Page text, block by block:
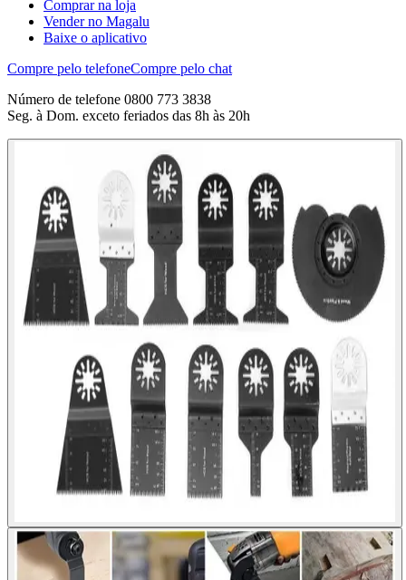
Comprar na loja
Vender no Magalu
Baixe o aplicativo
Compre pelo telefoneCompre pelo chat
Número de telefone 0800 773 3838
Seg. à Dom. exceto feriados das 8h às 20h